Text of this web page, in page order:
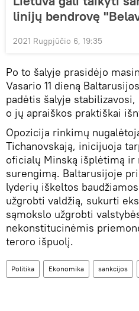
linijų bendrovę
2021 Rugpjūčio 6, 19:35
Po to šalyje prasidėjo
Vasario 11 dieną
padėtis šalyje
o jų apraiškos praktiškai
Opozicija rinkimų
Tichanovskają, inicijuoja
oficialų Minską išplėtimą ir
surengimą. Baltarusijoje
lyderių iškeltos
užgrobti valdžią, sukurti
sąmokslo užgrobti
nekonstitucinėmis
teroro išpuolį.
Politika Ekonomika sankcijos